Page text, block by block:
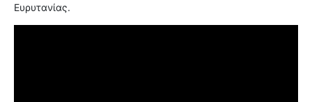
Ευρυτανίας.